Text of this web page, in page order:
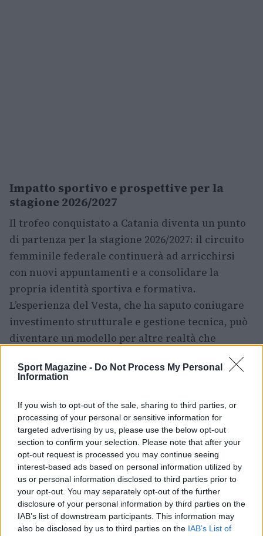
Sport Magazine - Do Not Process My Personal
Information
If you wish to opt-out of the sale, sharing to third parties, or
processing of your personal or sensitive information for
targeted advertising by us, please use the below opt-out
section to confirm your selection. Please note that after your
opt-out request is processed you may continue seeing
interest-based ads based on personal information utilized by
us or personal information disclosed to third parties prior to
your opt-out. You may separately opt-out of the further
disclosure of your personal information by third parties on the
IAB’s list of downstream participants. This information may
also be disclosed by us to third parties on the IAB’s List of
Impatto sportivo e prospettive per la
stagione 2026/2027
Il trofeo conquistato a Catania diventa un punto
di partenza per la stagione 2026/2027: il circuito
femminile federale continuerà ad arricchirsi
con nuovi appuntamenti e a consolidare la
propria identità sportiva e formativa.
L’esperienza del Vesta, che ha saputo coniugare
investimento strutturale e gestione tecnica, può
diventare un modello per altre realtà che
intendono sviluppare progetti di alto livello nel
calcio digitale femminile.
trionfo del Vesta ha sottolineato non solo il
valore della squadra campione, ma anche lo
stato di salute di un movimento che, partita dopo
partita, stagione dopo stagione, continua a
scrivere pagine sempre più importanti del
panorama europeo degliesports femminili.